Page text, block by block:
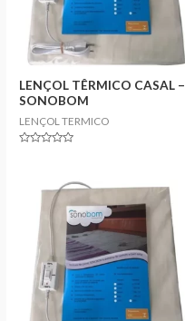
LENÇOL TÊRMICO CASAL –
SONOBOM
LENÇOL TERMICO